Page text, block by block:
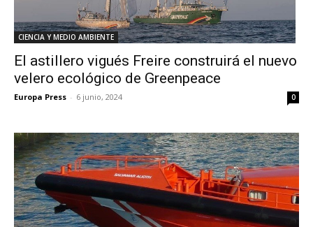
CIENCIA Y MEDIO AMBIENTE
El astillero vigués Freire construirá el nuevo
velero ecológico de Greenpeace
Europa Press - 6 junio, 2024 0